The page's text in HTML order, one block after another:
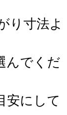
り寸法よ
んでくだ
安にして